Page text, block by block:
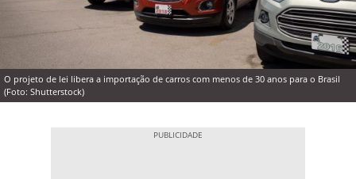
O projeto de lei libera a importação de carros com menos de 30 anos para o Brasil
(Foto: Shutterstock)